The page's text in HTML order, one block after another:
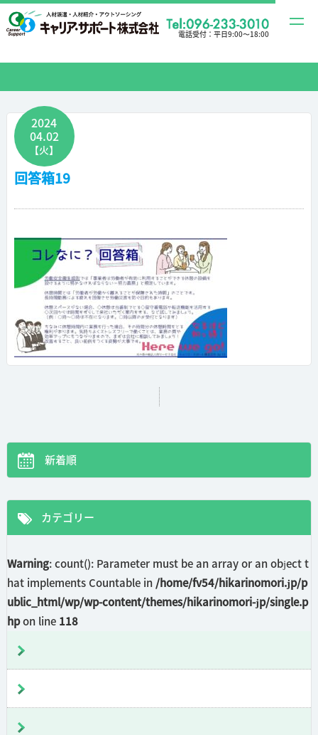
t
g
電話受付：平日9:00〜18:00
2024
04.02
【火】
回答箱19
新着順
カテゴリー
Warning: count(): Parameter must be an array or an object t
hat implements Countable in /home/fv54/hikarinomori.jp/p
ublic_html/wp/wp-content/themes/hikarinomori-jp/single.p
hpon line 118